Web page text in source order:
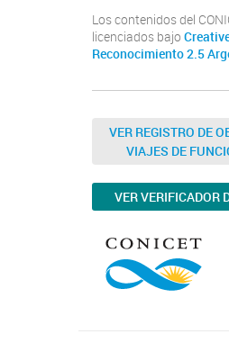
Los contenidos del
licenciados bajo
Reconocimiento 2.5
VER REGISTRO DE
VIAJES DE
VER VERIFICADOR